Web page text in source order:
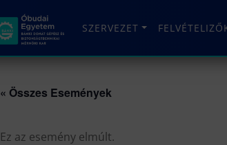
SZERVEZET
« Összes Események
Ez az esemény elmúlt.